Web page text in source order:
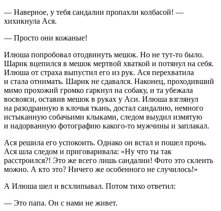
— Наверное, у тебя сандалии пропахли колбасой! —
хихикнула Ася.
— Просто они кожаные!
Илюша попробовал отодвинуть мешок. Но не тут-то было.
Шарик вцепился в мешок мертвой хваткой и потянул на себя.
Илюша от страха выпустил его из рук. Ася перехватила
и стала отнимать. Шарик не сдавался. Наконец, проходивший
мимо прохожий громко гаркнул на собаку, и та убежала
восвояси, оставив мешок в руках у Аси. Илюша взглянул
на разодранную в клочья ткань, достал сандалию, немного
истыканную собачьими клыками, следом выудил измятую
и надорванную фотографию какого-то мужчины и заплакал.
Ася решила его успокоить. Однако он встал и пошел прочь.
Ася шла следом и приговаривала: «Ну что ты так
расстроился?! Это же всего лишь сандалии! Фото это склеить
можно. А кто это? Ничего же особенного не случилось!»
А Илюша шел и всхлипывал. Потом тихо ответил:
— Это папа. Он с нами не живет.